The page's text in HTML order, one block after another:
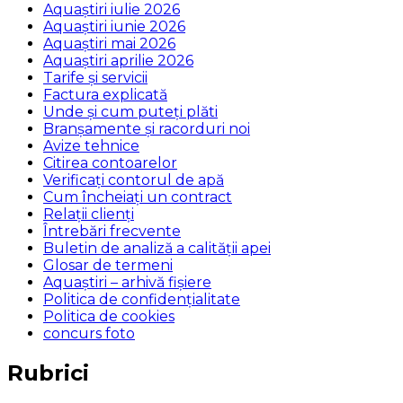
Aquaștiri iulie 2026
Aquaștiri iunie 2026
Aquaștiri mai 2026
Aquaștiri aprilie 2026
Tarife și servicii
Factura explicată
Unde și cum puteţi plăti
Branșamente și racorduri noi
Avize tehnice
Citirea contoarelor
Verificaţi contorul de apă
Cum încheiaţi un contract
Relaţii clienţi
Întrebări frecvente
Buletin de analiză a calităţii apei
Glosar de termeni
Aquaștiri – arhivă fișiere
Politica de confidențialitate
Politica de cookies
concurs foto
Rubrici